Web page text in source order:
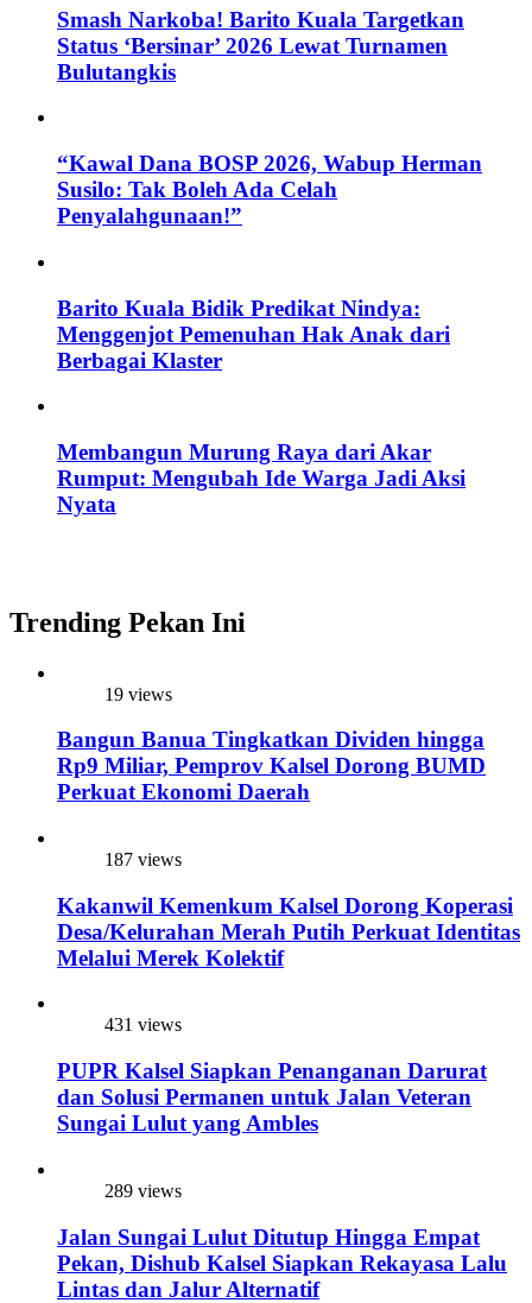
Smash Narkoba! Barito Kuala Targetkan
Status ‘Bersinar’ 2026 Lewat Turnamen
Bulutangkis
“Kawal Dana BOSP 2026, Wabup Herman
Susilo: Tak Boleh Ada Celah
Penyalahgunaan!”
Barito Kuala Bidik Predikat Nindya:
Menggenjot Pemenuhan Hak Anak dari
Berbagai Klaster
Membangun Murung Raya dari Akar
Rumput: Mengubah Ide Warga Jadi Aksi
Nyata
Trending Pekan Ini
19 views
Bangun Banua Tingkatkan Dividen hingga
Rp9 Miliar, Pemprov Kalsel Dorong BUMD
Perkuat Ekonomi Daerah
187 views
Kakanwil Kemenkum Kalsel Dorong Koperasi
Desa/Kelurahan Merah Putih Perkuat Identitas
Melalui Merek Kolektif
431 views
PUPR Kalsel Siapkan Penanganan Darurat
dan Solusi Permanen untuk Jalan Veteran
Sungai Lulut yang Ambles
289 views
Jalan Sungai Lulut Ditutup Hingga Empat
Pekan, Dishub Kalsel Siapkan Rekayasa Lalu
Lintas dan Jalur Alternatif